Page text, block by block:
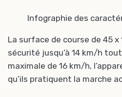
Infographie des
La surface de course de 45
sécurité jusqu’à 14 km/h
maximale de 16 km/h,
qu’ils pratiquent la marche